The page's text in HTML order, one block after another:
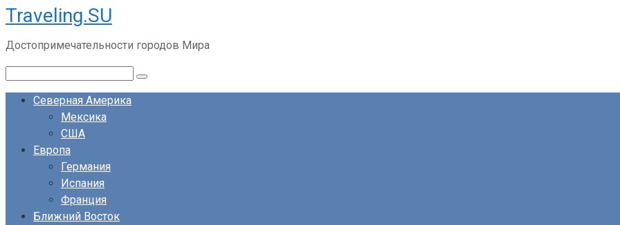
Перейти
к
контенту
Traveling.SU
Достопримечательности городов Мира
Северная Америка
Мексика
США
Европа
Германия
Испания
Франция
Ближний Восток